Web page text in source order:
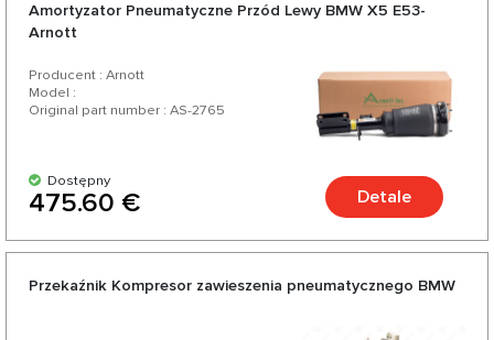
Amortyzator Pneumatyczne Przód Lewy BMW X5 Е53-
Arnott
Producent : Arnott
Model :
Original part number : AS-2765
Dostępny
475.60 € Detale
Przekaźnik Kompresor zawieszenia pneumatycznego BMW